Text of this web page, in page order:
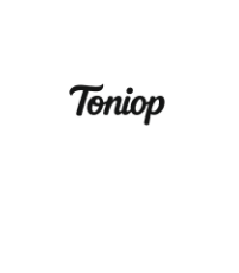
contenu